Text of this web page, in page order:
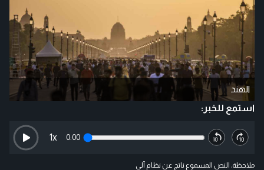
الهند
استمع للخبر:
0:00
1x
ملاحظة: النص المسموع ناتج عن نظام آلي